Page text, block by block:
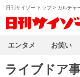
日刊サイゾー トップ> カルチャ
ライブドア
エンタメ お笑い